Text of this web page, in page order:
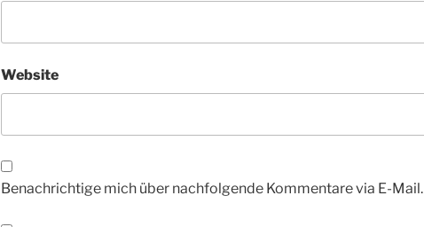
Website
Benachrichtige mich über nachfolgende Kommentare via E-Mail.